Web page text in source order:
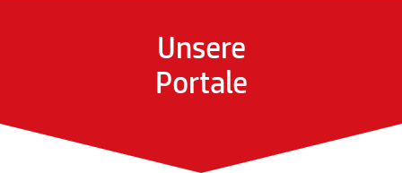
Unsere
Portale